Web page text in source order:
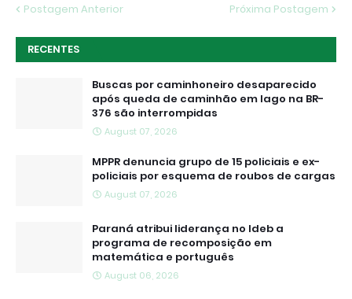
Postagem Anterior Próxima Postagem
RECENTES
Buscas por caminhoneiro desaparecido
após queda de caminhão em lago na BR-
376 são interrompidas
August 07, 2026
MPPR denuncia grupo de 15 policiais e ex-
policiais por esquema de roubos de cargas
August 07, 2026
Paraná atribui liderança no Ideb a
programa de recomposição em
matemática e português
August 06, 2026